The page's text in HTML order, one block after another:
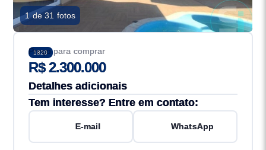
1 de 31 fotos
1820
Preço para comprar
R$ 2.300.000
Detalhes adicionais
Tem interesse? Entre em contato:
E-mail WhatsApp